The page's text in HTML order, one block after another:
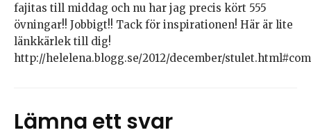
fajitas till middag och nu har jag precis kört 555
övningar!! Jobbigt!! Tack för inspirationen! Här är lite
länkkärlek till dig!
http://helelena.blogg.se/2012/december/
Lämna ett svar